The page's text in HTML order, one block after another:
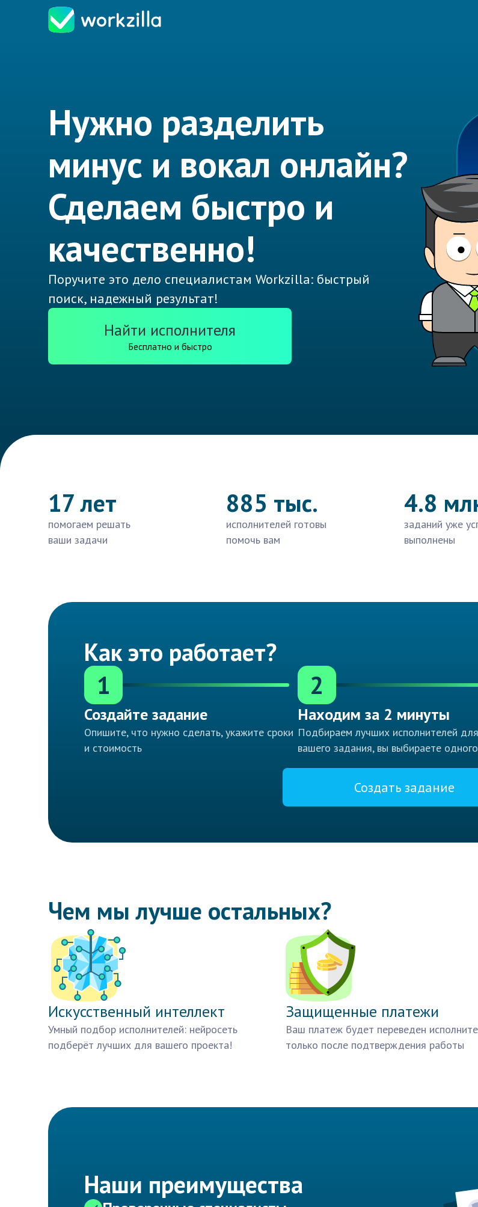
Нужно разделить
минус и вокал онлайн?
Сделаем быстро и
качественно!
Поручите это дело специалистам Workzilla: быстрый
поиск, надежный результат!
Найти исполнителя
Бесплатно и быстро
17 лет
помогаем решать
ваши задачи
885 тыс.
исполнителей готовы
помочь вам
4.8
заданий уже
выполнены
Как это работает?
1
Создайте задание
Опишите, что нужно сделать, укажите сроки
и стоимость
2
Находим за 2 минуты
Подбираем лучших исполнителей для
вашего задания, вы выбираете одного
Создать задание
Чем мы лучше остальных?
Искусственный интеллект
Умный подбор исполнителей: нейросеть
подберёт лучших для вашего проекта!
Защищенные платежи
Ваш платеж будет переведен
только после подтверждения работы
Наши преимущества